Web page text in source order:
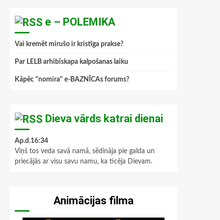
e – POLEMIKA
Vai kremēt mirušo ir kristīga prakse?
Par LELB arhibīskapa kalpošanas laiku
Kāpēc "nomira" e-BAZNĪCAs forums?
Dieva vārds katrai dienai
Ap.d.16:34
Viņš tos veda savā namā, sēdināja pie galda un
priecājās ar visu savu namu, ka ticēja Dievam.
Animācijas filma